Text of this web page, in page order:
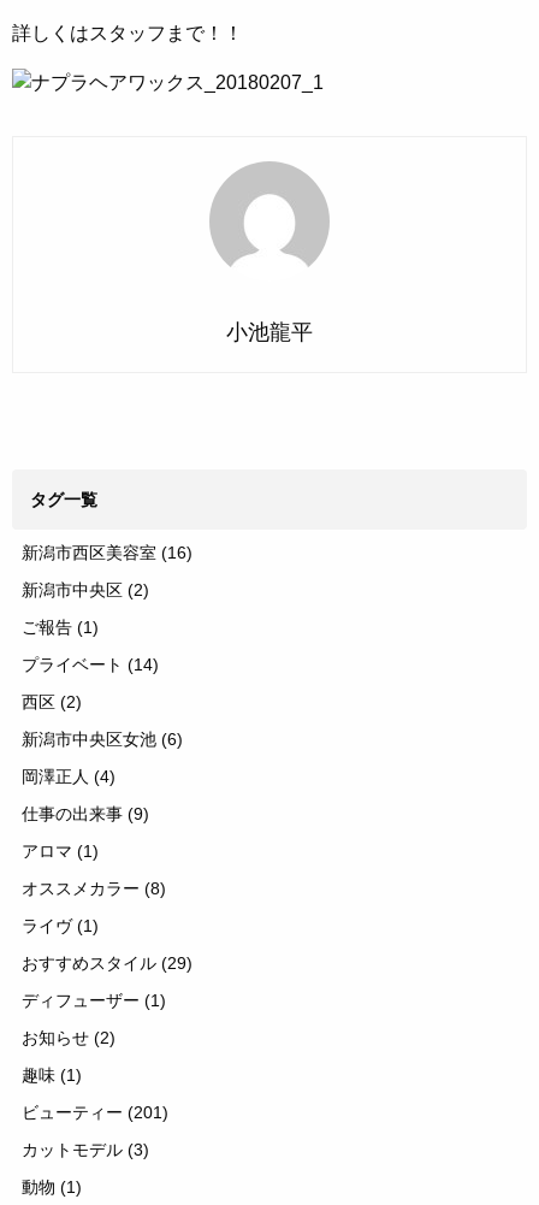
詳しくはスタッフまで！！
小池龍平
タグ一覧
新潟市西区美容室 (16)
新潟市中央区 (2)
ご報告 (1)
プライベート (14)
西区 (2)
新潟市中央区女池 (6)
岡澤正人 (4)
仕事の出来事 (9)
アロマ (1)
オススメカラー (8)
ライヴ(1)
おすすめスタイル (29)
ディフューザー (1)
お知らせ (2)
趣味 (1)
ビューティー (201)
カットモデル (3)
動物 (1)